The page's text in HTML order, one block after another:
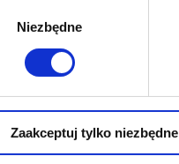
Niezbędne
Zaakceptuj tylko niezbędne
Karolina